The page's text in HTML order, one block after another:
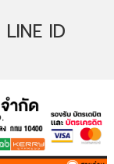
LINE ID